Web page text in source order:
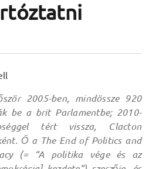
2005-ben, mindössze 920
be a brit Parlamentbe; 2010-
tért vissza, Clacton
Ő a The End of Politics and
(= “A politika vége és az